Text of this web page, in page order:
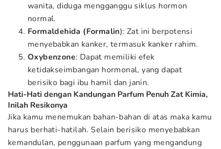
wanita, diduga mengganggu siklus hormon
normal.
Formaldehida (Formalin): Zat ini berpotensi
menyebabkan kanker, termasuk kanker rahim.
Oxybenzone: Dapat memiliki efek
ketidakseimbangan hormonal, yang dapat
berisiko bagi ibu hamil dan janin.
Hati-Hati dengan Kandungan Parfum Penuh Zat Kimia,
Inilah Resikonya
Jika kamu menemukan bahan-bahan di atas maka kamu
harus berhati-hatilah. Selain berisiko menyebabkan
kemandulan, penggunaan parfum yang mengandung